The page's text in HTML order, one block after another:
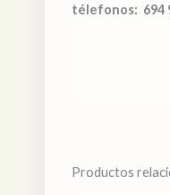
télefonos: 694
Productos